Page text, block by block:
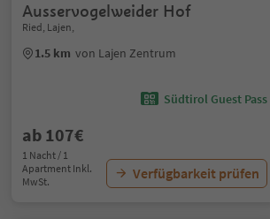
Ausservogelweider Hof
Ried, Lajen,
1.5 km von Lajen Zentrum
Südtirol Guest Pass
ab 107€
1 Nacht / 1
Apartment Inkl.
MwSt.
Verfügbarkeit prüfen